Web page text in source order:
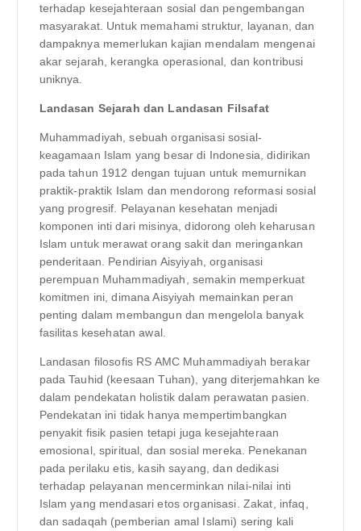
terhadap kesejahteraan sosial dan pengembangan
masyarakat. Untuk memahami struktur, layanan, dan
dampaknya memerlukan kajian mendalam mengenai
akar sejarah, kerangka operasional, dan kontribusi
uniknya.
Landasan Sejarah dan Landasan Filsafat
Muhammadiyah, sebuah organisasi sosial-
keagamaan Islam yang besar di Indonesia, didirikan
pada tahun 1912 dengan tujuan untuk memurnikan
praktik-praktik Islam dan mendorong reformasi sosial
yang progresif. Pelayanan kesehatan menjadi
komponen inti dari misinya, didorong oleh keharusan
Islam untuk merawat orang sakit dan meringankan
penderitaan. Pendirian Aisyiyah, organisasi
perempuan Muhammadiyah, semakin memperkuat
komitmen ini, dimana Aisyiyah memainkan peran
penting dalam membangun dan mengelola banyak
fasilitas kesehatan awal.
Landasan filosofis RS AMC Muhammadiyah berakar
pada Tauhid (keesaan Tuhan), yang diterjemahkan ke
dalam pendekatan holistik dalam perawatan pasien.
Pendekatan ini tidak hanya mempertimbangkan
penyakit fisik pasien tetapi juga kesejahteraan
emosional, spiritual, dan sosial mereka. Penekanan
pada perilaku etis, kasih sayang, dan dedikasi
terhadap pelayanan mencerminkan nilai-nilai inti
Islam yang mendasari etos organisasi. Zakat, infaq,
dan sadaqah (pemberian amal Islami) sering kali